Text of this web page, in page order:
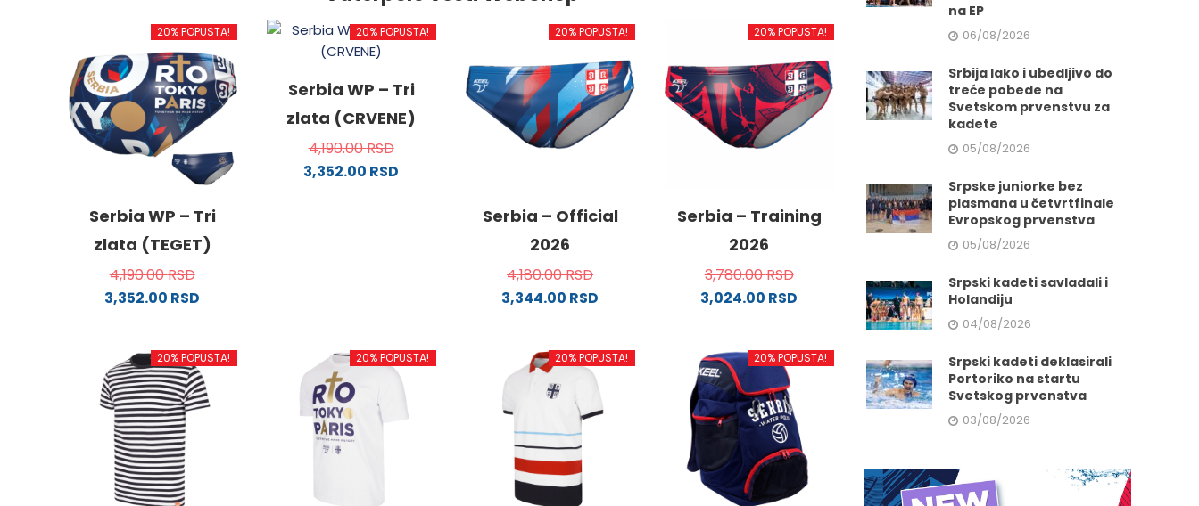
20% POPUSTA!
Serbia WP – Tri
zlata (TEGET)
4,190.00RSD
3,352.00 RSD
ima
više
varijanti.
Opcije
mogu
biti
izabrane
20% POPUSTA!
Serbia WP – Tri
zlata (CRVENE)
4,190.00RSD
3,352.00 RSD
izabrane
na
stranici
proizvoda.
20% POPUSTA!
Serbia – Official
2026
4,180.00RSD
3,344.00 RSD
ima
više
varijanti.
Opcije
mogu
biti
izabrane
20% POPUSTA!
Serbia – Training
2026
3,780.00RSD
3,024.00 RSD
ima
više
varijanti.
Opcije
mogu
biti
izabrane
20% POPUSTA! 20% POPUSTA! 20% POPUSTA! 20% POPUSTA!
na EP
06/08/2026
Srbija lako i ubedljivo do
treće pobede na
Svetskom prvenstvu za
kadete
05/08/2026
Srpske juniorke bez
plasmana u četvrtfinale
Evropskog prvenstva
05/08/2026
Srpski kadeti savladali i
Holandiju
04/08/2026
Srpski kadeti deklasirali
Portoriko na startu
Svetskog prvenstva
03/08/2026